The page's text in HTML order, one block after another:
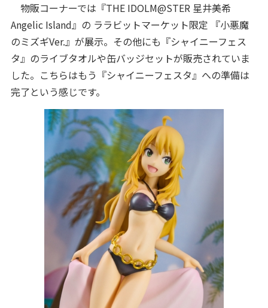
物販コーナーでは『THE IDOLM@STER 星井美希
Angelic Island』の ララビットマーケット限定 『小悪魔
のミズギVer.』が展示。その他にも『シャイニーフェス
タ』のライブタオルや缶バッジセットが販売されていま
した。こちらはもう『シャイニーフェスタ』への準備は
完了という感じです。